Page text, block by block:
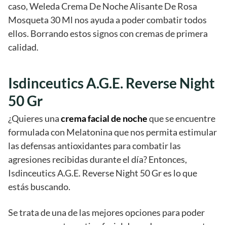
caso, Weleda Crema De Noche Alisante De Rosa
Mosqueta 30 Ml nos ayuda a poder combatir todos
ellos. Borrando estos signos con cremas de primera
calidad.
Isdinceutics A.G.E. Reverse Night
50 Gr
¿Quieres unacrema facial de nocheque se encuentre
formulada con Melatonina que nos permita estimular
las defensas antioxidantes para combatir las
agresiones recibidas durante el día? Entonces,
Isdinceutics A.G.E. Reverse Night 50 Gr es lo que
estás buscando.
Se trata de una de las mejores opciones para poder